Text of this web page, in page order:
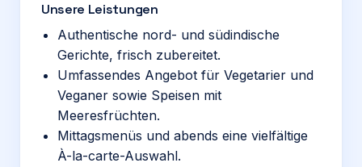
Unsere Leistungen
Authentische nord- und südindische
Gerichte, frisch zubereitet.
Umfassendes Angebot für Vegetarier und
Veganer sowie Speisen mit
Meeresfrüchten.
Mittagsmenüs und abends eine vielfältige
À-la-carte-Auswahl.